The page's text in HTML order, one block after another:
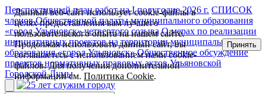
Перспективный план работ на I полугодие 2026 г. СПИСОК
членов Общественной палаты муниципального образования
«город Ульяновск» четвертого созыва О мерах по реализации
инициативных проектов на территории муниципального
образования «город Ульяновск» Общественное обсуждение
проектов нормативных правовых актов Ульяновской
Городской Думы
Данный веб-сайт использует cookie-файлы в
целях предоставления вам лучшего
пользовательского опыта на нашем сайте.
Продолжая использовать данный сайт, вы
соглашаетесь с использованием нами cookie-
файлов. Для получения дополнительной
информации см.Политика Cookie.
Принять